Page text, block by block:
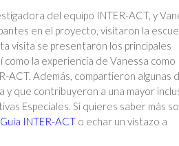
del equipo INTER-ACT, y
en el proyecto, visitaron la
visita se presentaron los principales
la experiencia de Vanessa como
Además, compartieron algunas
y que contribuyeron a una mayor
Especiales. Si quieres saber más
Guía INTER-ACT o echar un vistazo a